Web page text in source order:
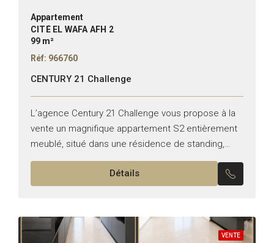
Appartement
CITÉ EL WAFA AFH 2
99 m²
Réf: 966760
CENTURY 21 Challenge
L’agence Century 21 Challenge vous propose à la
vente un magnifique appartement S2 entièrement
meublé, situé dans une résidence de standing,
sécurisée et parfaitement entretenue à AFH 2. Le
Détails
VENTE